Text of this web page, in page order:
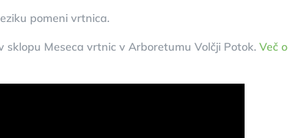
pomeni vrtnica.
sklopu Meseca vrtnic v Arboretumu Volčji Potok. Več o